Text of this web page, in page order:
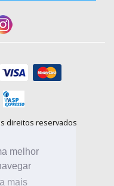
melhor
mais
direitos reservados
para a rede fixa